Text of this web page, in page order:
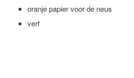
oranje papier voor de neus
verf